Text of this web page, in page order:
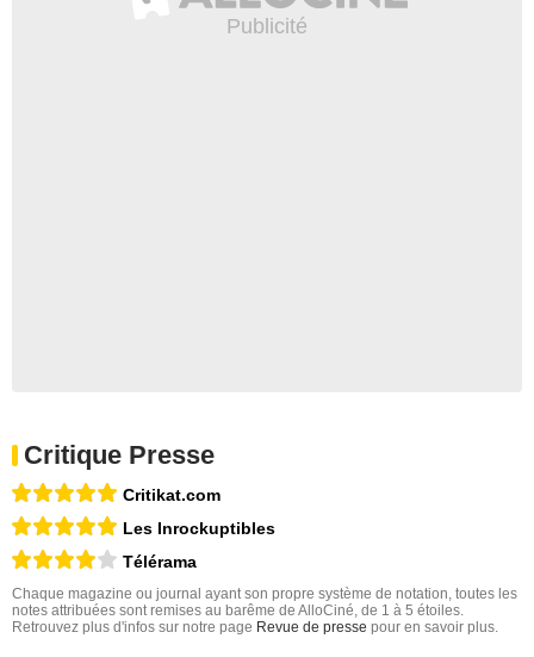
Critique Presse
Critikat.com
Les Inrockuptibles
Télérama
Chaque magazine ou journal ayant son propre système de notation, toutes les
notes attribuées sont remises au barême de AlloCiné, de 1 à 5 étoiles.
Retrouvez plus d'infos sur notre page Revue de presse pour en savoir plus.